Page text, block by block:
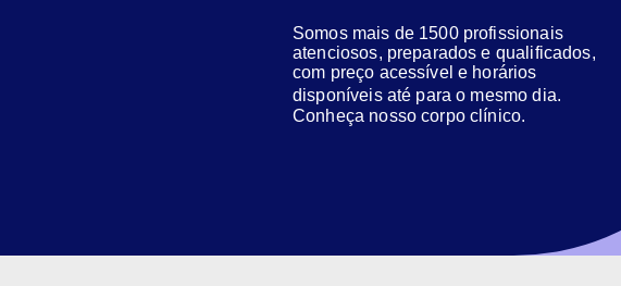
Somos mais de 1500 profissionais
atenciosos, preparados e qualificados,
com preço acessível e horários
disponíveis até para o mesmo dia.
Conheça nosso corpo clínico.